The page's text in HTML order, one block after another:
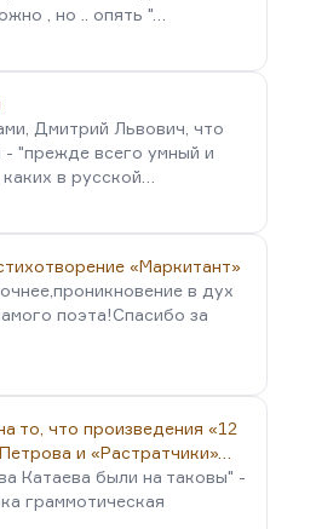
, но .. опять "…
Дмитрий Львович, что
"прежде всего умный и
в русской…
«Маркитант»
в дух
поэта!Спасибо за
то, что произведения «12
и «Растратчики»…
Катаева были на таковы" -
граммотическая